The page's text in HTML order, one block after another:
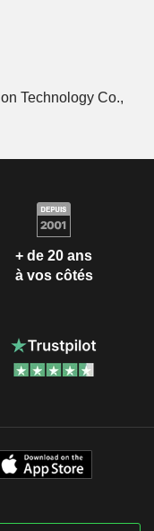
Technology Co.,
+ de 20 ans
à vos côtés